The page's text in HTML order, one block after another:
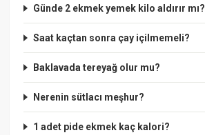
Günde 2 ekmek yemek kilo aldırır mı?
Saat kaçtan sonra çay içilmemeli?
Baklavada tereyağ olur mu?
Nerenin sütlacı meşhur?
1 adet pide ekmek kaç kalori?